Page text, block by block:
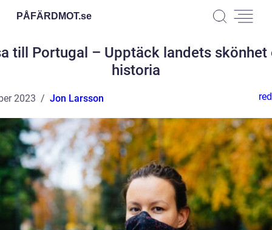
PÅFÄRDMOT.se
till Portugal – Upptäck landets skönhet
historia
2023 Jon Larsson